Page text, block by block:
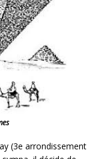
(3e arrondissement